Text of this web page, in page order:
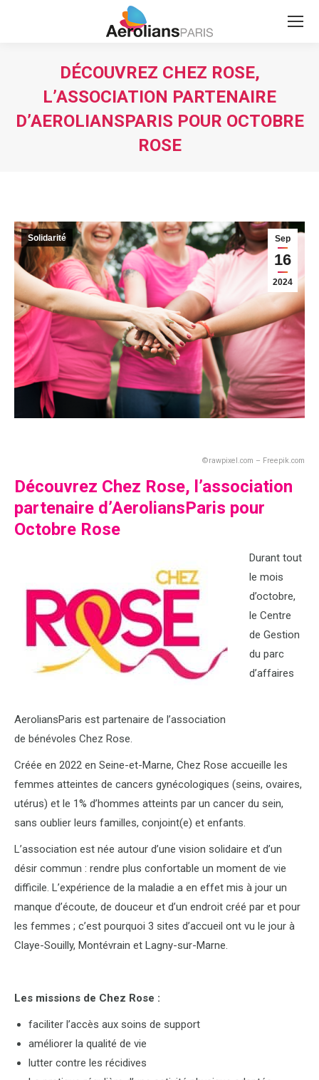
DÉCOUVREZ CHEZ ROSE,
L’ASSOCIATION PARTENAIRE
D’AEROLIANSPARIS POUR OCTOBRE
ROSE
Sep
16
2024
Solidarité
©rawpixel.com – Freepik.com
Découvrez Chez Rose, l’association
partenaire d’AeroliansParis pour
Octobre Rose
Durant tout
le mois
d’octobre,
le Centre
de Gestion
du parc
d’affaires
AeroliansParis est partenaire de l’association
de bénévoles Chez Rose.
Créée en 2022 en Seine-et-Marne, Chez Rose accueille les
femmes atteintes de cancers gynécologiques (seins, ovaires,
utérus) et le 1% d’hommes atteints par un cancer du sein,
sans oublier leurs familles, conjoint(e) et enfants.
L’association est née autour d’une vision solidaire et d’un
désir commun : rendre plus confortable un moment de vie
difficile. L’expérience de la maladie a en effet mis à jour un
manque d’écoute, de douceur et d’un endroit créé par et pour
les femmes ; c’est pourquoi 3 sites d’accueil ont vu le jour à
Claye-Souilly, Montévrain et Lagny-sur-Marne.
Les missions de Chez Rose :
faciliter l’accès aux soins de support
améliorer la qualité de vie
lutter contre les récidives